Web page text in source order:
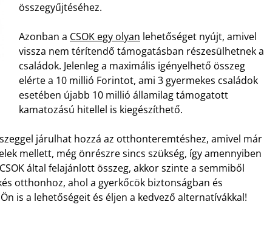
összegyűjtéséhez.
Azonban a CSOK egy olyan lehetőséget nyújt, amivel
vissza nem térítendő támogatásban részesülhetnek a
családok. Jelenleg a maximális igényelhető összeg
elérte a 10 millió Forintot, ami 3 gyermekes családok
esetében újabb 10 millió államilag támogatott
kamatozású hitellel is kiegészíthető.
járulhat hozzá az otthonteremtéshez, amivel már
mellett, még önrészre sincs szükség, így amennyiben
által felajánlott összeg, akkor szinte a semmiből
otthonhoz, ahol a gyerkőcök biztonságban és
is a lehetőségeit és éljen a kedvező alternatívákkal!